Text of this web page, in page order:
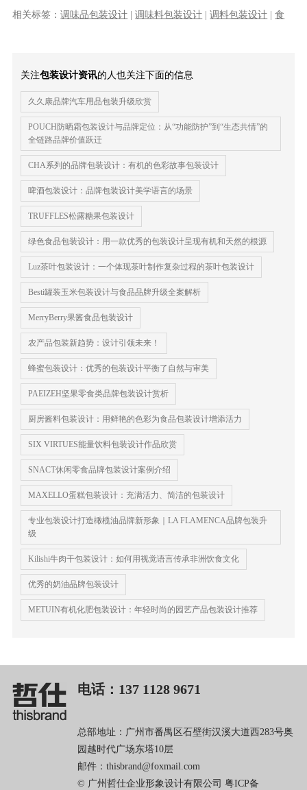
装设计工作及原有产品升级设计工......
相关标签：调味品包装设计 |调味料包装设计 |调料包装设计 |食
关注包装设计资讯的人也关注下面的信息
久久康品牌汽车用品包装升级欣赏
POUCH防晒霜包装设计与品牌定位：从“功能防护”到“生态共情”的
全链路品牌价值跃迁
CHA系列的品牌包装设计：有机的色彩故事包装设计
啤酒包装设计：品牌包装设计美学语言的场景
TRUFFLES松露糖果包装设计
绿色食品包装设计：用一款优秀的包装设计呈现有机和天然的根源
Luz茶叶包装设计：一个体现茶叶制作复杂过程的茶叶包装设计
Besti罐装玉米包装设计与食品品牌升级全案解析
MerryBerry果酱食品包装设计
农产品包装新趋势：设计引领未来！
蜂蜜包装设计：优秀的包装设计平衡了自然与审美
PAEIZEH坚果零食类品牌包装设计赏析
厨房酱料包装设计：用鲜艳的色彩为食品包装设计增添活力
SIX VIRTUES能量饮料包装设计作品欣赏
SNACT休闲零食品牌包装设计案例介绍
MAXELLO蛋糕包装设计：充满活力、简洁的包装设计
专业包装设计打造橄榄油品牌新形象｜LA FLAMENCA品牌包装升
级
Kilishi牛肉干包装设计：如何用视觉语言传承非洲饮食文化
优秀的奶油品牌包装设计
METUIN有机化肥包装设计：年轻时尚的园艺产品包装设计推荐
电话：137 1128 9671
总部地址：广州市番禺区石壁街汉溪大道西283号奥
园越时代广场东塔10层
邮件：thisbrand@foxmail.com
© 广州哲仕企业形象设计有限公司 粤ICP备